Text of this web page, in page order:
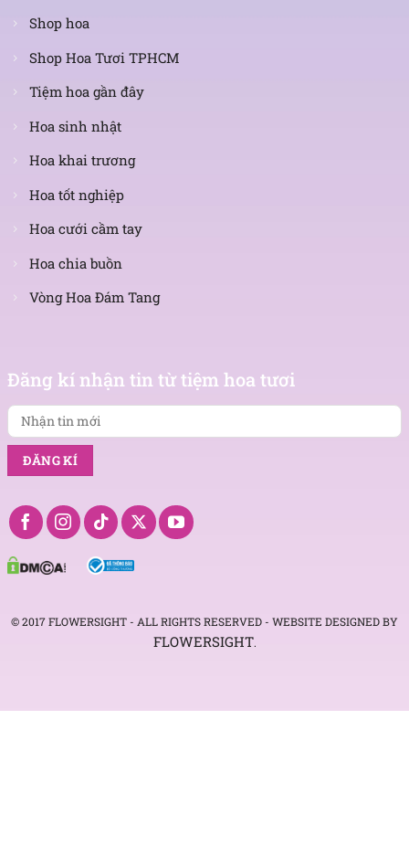
Shop hoa
Shop Hoa Tươi TPHCM
Tiệm hoa gần đây
Hoa sinh nhật
Hoa khai trương
Hoa tốt nghiệp
Hoa cưới cầm tay
Hoa chia buồn
Vòng Hoa Đám Tang
Đăng kí nhận tin từ tiệm hoa tươi
tin
mới
© 2017 FLOWERSIGHT - ALL RIGHTS RESERVED - WEBSITE DESIGNED BY
FLOWERSIGHT.